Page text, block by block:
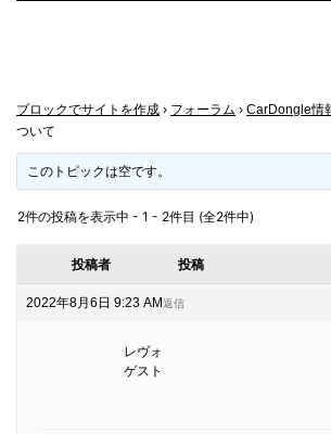
ブロックでサイトを作成 › フォーラム › CarDongle情
ついて
このトピックは空です。
2件の投稿を表示中 - 1 - 2件目 (全2件中)
投稿者 投稿
2022年8月6日 9:23 AM返信
レヴォ
ゲスト